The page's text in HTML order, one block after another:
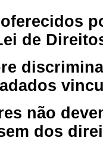
de
não
dos